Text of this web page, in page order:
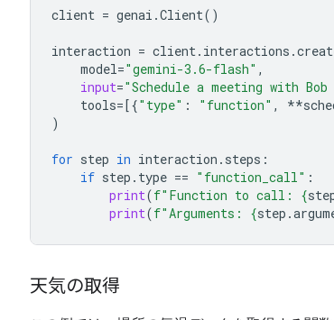
client = genai .Client()
interaction = client. interactions .
model="gemini-3.6-flash" ,
input="Schedule a meeting with
tools=[{"type" : "function" , **
)
for step in interaction . steps :
if step . type == "function_call" :
print(f"Function to call: {
print(f"Arguments: {step .
天気の取得